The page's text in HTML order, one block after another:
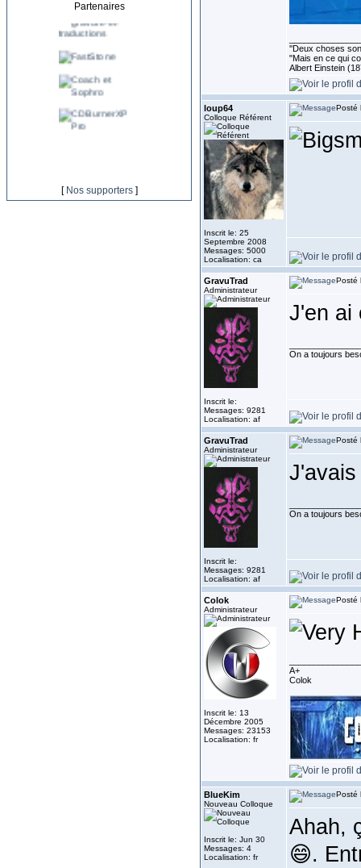
Partenaires
[ Nos supporters]
''Deux choses
"Mais en ce qui
Albert Einstein
loup64
Colloque Référent
Inscrit le: 25
Septembre 2008
Messages: 5000
Localisation: ca
Posté
GravuTrad
Administrateur
Inscrit le:
Messages: 9281
Localisation: af
Posté
J'en ai
On a toujours
GravuTrad
Administrateur
Inscrit le:
Messages: 9281
Localisation: af
Posté
On a toujours
Colok
Administrateur
Inscrit le: 13
Décembre 2005
Messages: 23153
Localisation: fr
Posté
A+
Colok
BlueKim
Nouveau Colloque
Inscrit le: Jun 30
Messages: 4
Localisation: fr
Posté
Ahah,
😄.